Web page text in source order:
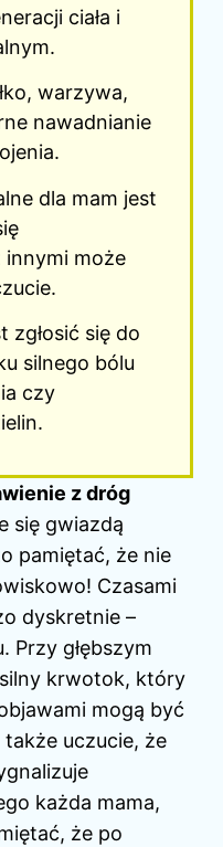
ciała i
warzywa,
nawadnianie
dla mam jest
innymi może
zgłosić się do
silnego bólu
czy
z dróg
się gwiazdą
pamiętać, że nie
Czasami
dyskretnie –
Przy głębszym
krwotok, który
mogą być
uczucie, że
każda mama,
że po